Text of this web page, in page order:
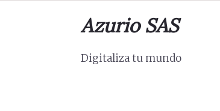
Azurio SAS
Digitaliza tu mundo